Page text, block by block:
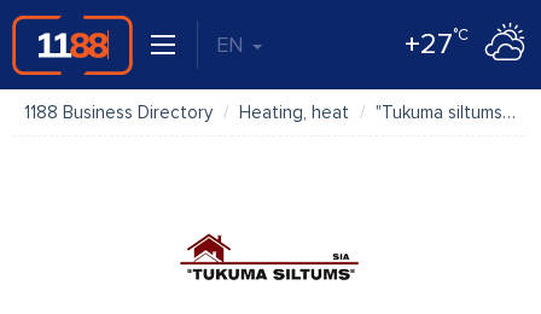
EN +27°C
1188 Business Directory Heating, heat "Tukuma siltums" SIA